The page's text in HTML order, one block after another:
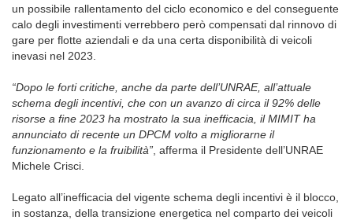
un possibile rallentamento del ciclo economico e del conseguente
calo degli investimenti verrebbero però compensati dal rinnovo di
gare per flotte aziendali e da una certa disponibilità di veicoli
inevasi nel 2023.
“Dopo le forti critiche, anche da parte dell’UNRAE, all’attuale
schema degli incentivi, che con un avanzo di circa il 92% delle
risorse a fine 2023 ha mostrato la sua inefficacia, il MIMIT ha
annunciato di recente un DPCM volto a migliorarne il
funzionamento e la fruibilità” , afferma il Presidente dell’UNRAE
Michele Crisci.
Legato all’inefficacia del vigente schema degli incentivi è il blocco,
in sostanza, della transizione energetica nel comparto dei veicoli